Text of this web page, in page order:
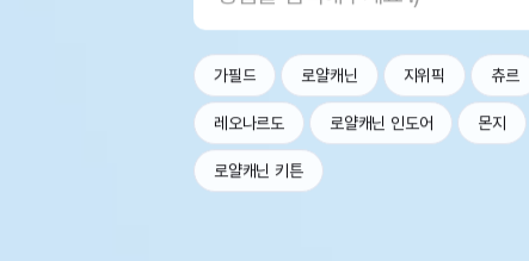
가필드 로얄캐닌 지위픽 츄르
레오나르도 로얄캐닌 인도어 몬지
로얄캐닌 키튼